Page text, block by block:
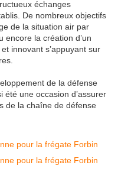
échanges
De nombreux objectifs
de la situation air par
encore la création d’un
innovant s’appuyant sur
de la défense
été une occasion d’assurer
de la chaîne de défense